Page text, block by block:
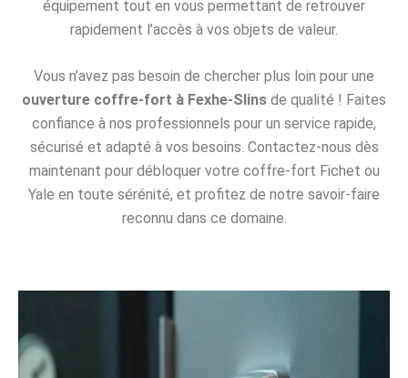
équipement tout en vous permettant de retrouver
rapidement l’accès à vos objets de valeur.
Vous n’avez pas besoin de chercher plus loin pour une
ouverture coffre-fort à Fexhe-Slins de qualité ! Faites
confiance à nos professionnels pour un service rapide,
sécurisé et adapté à vos besoins. Contactez-nous dès
maintenant pour débloquer votre coffre-fort Fichet ou
Yale en toute sérénité, et profitez de notre savoir-faire
reconnu dans ce domaine.